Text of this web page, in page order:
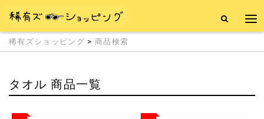
稀有ズショッピング > 商品検索
タオル 商品一覧